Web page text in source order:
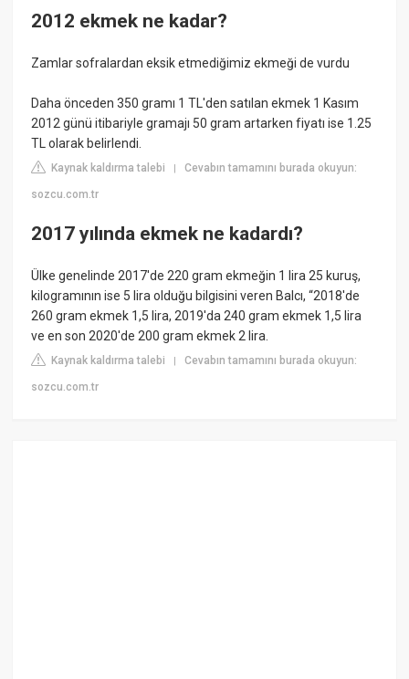
2012 ekmek ne kadar?
Zamlar sofralardan eksik etmediğimiz ekmeği de vurdu
Daha önceden 350 gramı 1 TL'den satılan ekmek 1 Kasım
2012 günü itibariyle gramajı 50 gram artarken fiyatı ise 1.25
TL olarak belirlendi.
Kaynak kaldırma talebi |Cevabın tamamını burada okuyun:
sozcu.com.tr
2017 yılında ekmek ne kadardı?
Ülke genelinde 2017'de 220 gram ekmeğin 1 lira 25 kuruş,
kilogramının ise 5 lira olduğu bilgisini veren Balcı, “2018'de
260 gram ekmek 1,5 lira, 2019'da 240 gram ekmek 1,5 lira
ve en son 2020'de 200 gram ekmek 2 lira.
Kaynak kaldırma talebi |Cevabın tamamını burada okuyun:
sozcu.com.tr